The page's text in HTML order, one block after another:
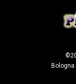
Bologna